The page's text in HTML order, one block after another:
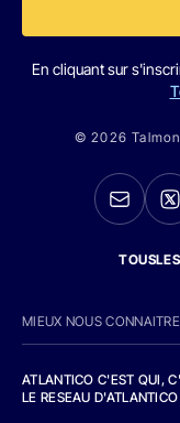
En cliquant sur
© 2026
MIEUX NOUS CONNAITRE
ATLANTICO C'EST QUI,
LE RESEAU D'ATLANTICO